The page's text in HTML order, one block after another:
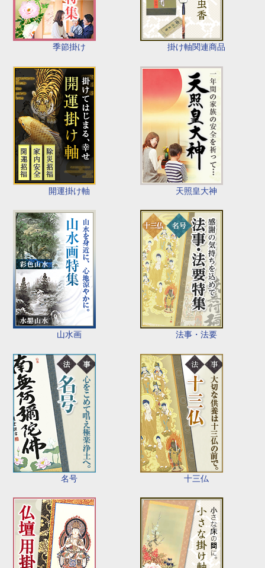
季節掛け 掛け軸関連商品
開運掛け軸 天照皇大神
山水画 法事・法要
名号 十三仏